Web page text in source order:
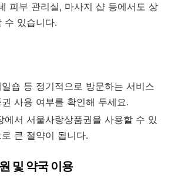
피부 관리실, 마사지 샵 등에서도 상
수 있습니다.
숍 등 정기적으로 방문하는 서비스
사용 여부를 확인해 두세요.
에서 서울사랑상품권을 사용할 수 있
큰 절약이 됩니다.
및 약국 이용